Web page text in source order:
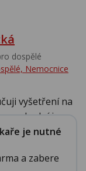
dospělé
Nemocnice
vyšetření na
doplní i v...
je nutné
a zabere